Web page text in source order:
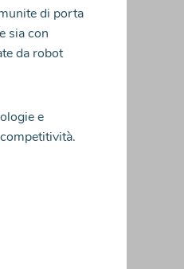
di porta
sia con
da robot
e